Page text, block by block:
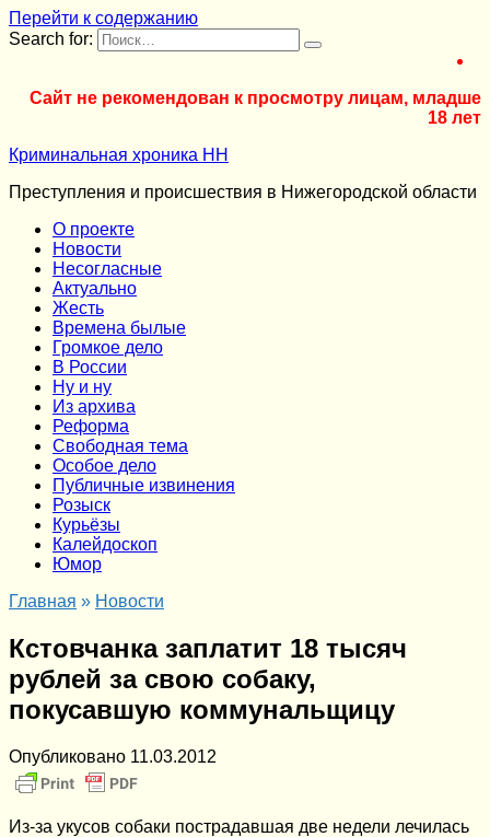
Перейти к содержанию
Search for:
Сайт не рекомендован к просмотру лицам, младше
18 лет
Криминальная хроника НН
Преступления и происшествия в Нижегородской области
О проекте
Новости
Несогласные
Актуально
Жесть
Времена былые
Громкое дело
В России
Ну и ну
Из архива
Реформа
Cвободная тема
Особое дело
Публичные извинения
Розыск
Курьёзы
Калейдоскоп
Юмор
Главная » Новости
Кстовчанка заплатит 18 тысяч
рублей за свою собаку,
покусавшую коммунальщицу
Опубликовано 11.03.2012
Из-за укусов собаки пострадавшая две недели лечилась